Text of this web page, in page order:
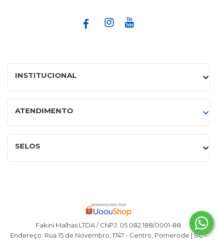
INSTITUCIONAL
ATENDIMENTO
SELOS
Fakini Malhas LTDA / CNPJ: 05.082.188/0001-88
Endereço: Rua 15 de Novembro, 1747 - Centro, Pomerode | SC -